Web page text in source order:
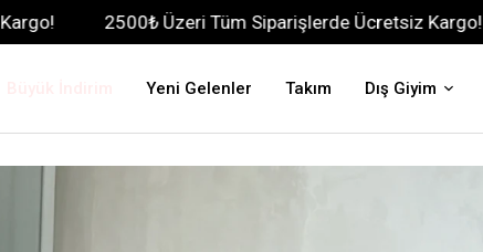
2500₺ Üzeri Tüm Siparişlerde Ücretsiz Kargo!
Yeni Gelenler Takım Dış Giyim